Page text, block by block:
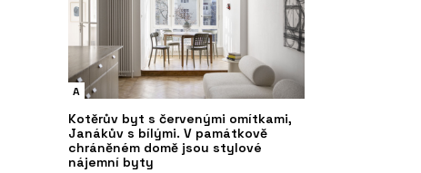
A
Kotěrův byt s červenými omítkami,
Janákův s bílými. V památkově
chráněném domě jsou stylové
nájemní byty